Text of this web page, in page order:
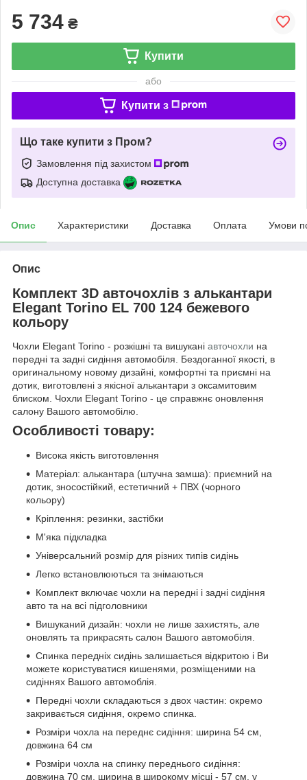
5 734 ₴
Купити
або
Купити з
Що таке купити з Пром?
Замовлення під захистом
Доступна доставка
Опис Характеристики Доставка Оплата Умови
Опис
Комплект 3D авточохлів з алькантари
Elegant Torino EL 700 124 бежевого
кольору
Чохли Elegant Torino - розкішні та вишукані авточохли на
передні та задні сидіння автомобіля. Бездоганної якості, в
оригинальному новому дизайні, комфортні та приємні на
дотик, виготовлені з якісної алькантари з оксамитовим
блиском. Чохли Elegant Torino - це справжнє оновлення
салону Вашого автомобілю.
Особливості товару:
Висока якість виготовлення
Матеріал: алькантара (штучна замша): приємний на
дотик, зносостійкий, естетичний + ПВХ (чорного
кольору)
Кріплення: резинки, застібки
М'яка підкладка
Універсальний розмір для різних типів сидінь
Легко встановлюються та знімаються
Комплект включає чохли на передні і задні сидіння
авто та на всі підголовники
Вишуканий дизайн: чохли не лише захистять, але
оновлять та прикрасять салон Вашого автомобіля.
Спинка передніх сидінь залишається відкритою і Ви
можете користуватися кишенями, розміщеними на
сидіннях Вашого автомоблія.
Передні чохли складаються з двох частин: окремо
закривається сидіння, окремо спинка.
Розміри чохла на переднє сидіння: ширина 54 см,
довжина 64 см
Розміри чохла на спинку переднього сидіння:
довжина 70 см, ширина в широкому місці - 57 см, у